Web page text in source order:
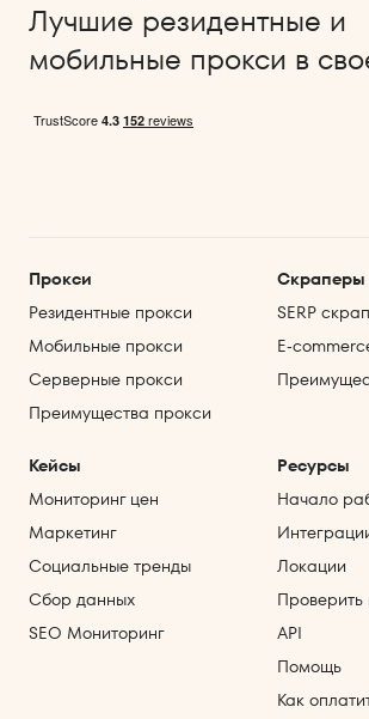
Лучшие резидентные и
мобильные прокси в
Прокси
Резидентные прокси
Мобильные прокси
Серверные прокси
Преимущества прокси
Скраперы
SERP
Кейсы
Мониторинг цен
Маркетинг
Социальные тренды
Сбор данных
SEO Мониторинг
Ресурсы
Начало
Локации
Проверить
API
Помощь
Как